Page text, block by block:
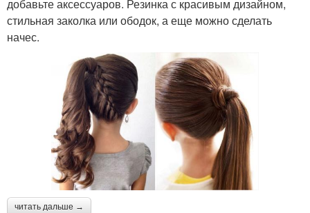
добавьте аксессуаров. Резинка с красивым дизайном,
стильная заколка или ободок, а еще можно сделать
начес.
читать дальше →